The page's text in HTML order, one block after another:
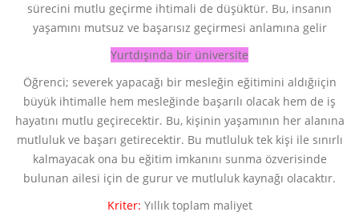
sürecini mutlu geçirme ihtimali de düşüktür. Bu, insanın
yaşamını mutsuz ve başarısız geçirmesi anlamına gelir
Yurtdışında bir üniversite
Öğrenci; severek yapacağı bir mesleğin eğitimini aldığıiçin
büyük ihtimalle hem mesleğinde başarılı olacak hem de iş
hayatını mutlu geçirecektir. Bu, kişinin yaşamının her alanına
mutluluk ve başarı getirecektir. Bu mutluluk tek kişi ile sınırlı
kalmayacak ona bu eğitim imkanını sunma özverisinde
bulunan ailesi için de gurur ve mutluluk kaynağı olacaktır.
Kriter: Yıllık toplam maliyet